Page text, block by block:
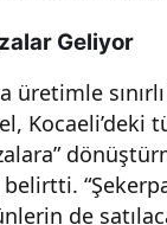
Geliyor
üretimle
Kocaeli’deki
de